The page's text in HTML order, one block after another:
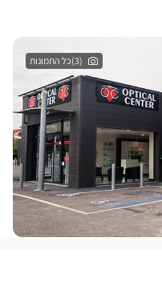
(3)כל התמונות